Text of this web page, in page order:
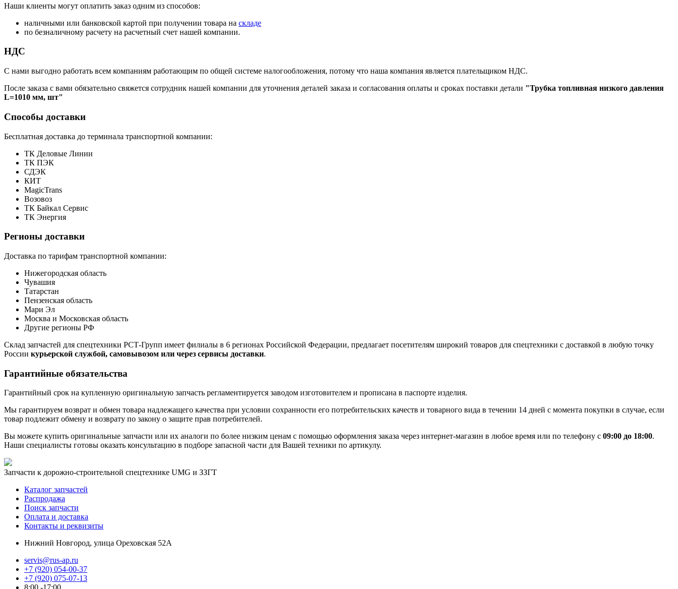
Наши клиенты могут оплатить заказ одним из способов:
наличными или банковской картой при получении товара на складе
по безналичному расчету на расчетный счет нашей компании.
НДС
С нами выгодно работать всем компаниям работающим по общей системе налогообложения, потому что наша компания является плательщиком НДС.
После заказа с вами обязательно свяжется сотрудник нашей компании для уточнения деталей заказа и согласования оплаты и сроках поставки детали "Трубка топливная низкого давления
L=1010 мм, шт"
Способы доставки
Бесплатная доставка до терминала транспортной компании:
ТК Деловые Линии
ТК ПЭК
СДЭК
КИТ
MagicTrans
Возовоз
ТК Байкал Сервис
ТК Энергия
Регионы доставки
Доставка по тарифам транспортной компании:
Нижегородская область
Чувашия
Татарстан
Пензенская область
Мари Эл
Москва и Московская область
Другие регионы РФ
Склад запчастей для спецтехники РСТ-Групп имеет филиалы в 6 регионах Российской Федерации, предлагает посетителям широкий товаров для спецтехники с доставкой в любую точку
России курьерской службой, самовывозом или через сервисы доставки.
Гарантийные обязательства
Гарантийный срок на купленную оригинальную запчасть регламентируется заводом изготовителем и прописана в паспорте изделия.
Мы гарантируем возврат и обмен товара надлежащего качества при условии сохранности его потребительских качеств и товарного вида в течении 14 дней с момента покупки в случае, если
товар подлежит обмену и возврату по закону о защите прав потребителей.
Вы можете купить оригинальные запчасти или их аналоги по более низким ценам с помощью оформления заказа через интернет-магазин в любое время или по телефону с 09:00 до 18:00.
Наши специалисты готовы оказать консультацию в подборе запасной части для Вашей техники по артикулу.
Запчасти к дорожно-строительной спецтехнике UMG и ЗЗГТ
Каталог запчастей
Распродажа
Поиск запчасти
Оплата и доставка
Контакты и реквизиты
Нижний Новгород, улица Ореховская 52А
servis@rus-ap.ru
+7 (920) 054-00-37
+7 (920) 075-07-13